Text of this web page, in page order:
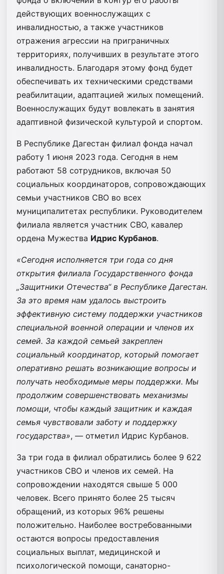
действующих военнослужащих с
инвалидностью, а также участников
отражения агрессии на приграничных
территориях, получивших в результате этого
инвалидность. Благодаря этому фонд будет
обеспечивать их техническими средствами
реабилитации, адаптацией жилых помещений.
Военнослужащих будут вовлекать в занятия
адаптивной физической культурой и спортом.
В Республике Дагестан филиал фонда начал
работу 1 июня 2023 года. Сегодня в нем
работают 58 сотрудников, включая 50
социальных координаторов, сопровождающих
семьи участников СВО во всех
муниципалитетах республики. Руководителем
филиала является участник СВО, кавалер
ордена Мужества Идрис Курбанов.
«Сегодня исполняется три года со дня
открытия филиала Государственного фонда
„Защитники Отечества“ в Республике Дагестан.
За это время нам удалось выстроить
эффективную систему поддержки участников
специальной военной операции и членов их
семей. За каждой семьей закреплен
социальный координатор, который помогает
оперативно решать возникающие вопросы и
получать необходимые меры поддержки. Мы
продолжим совершенствовать механизмы
помощи, чтобы каждый защитник и каждая
семья чувствовали заботу и поддержку
государства», — отметил Идрис Курбанов.
За три года в филиал обратились более 9 622
участников СВО и членов их семей. На
сопровождении находятся свыше 5 000
человек. Всего принято более 25 тысяч
обращений, из которых 96% решены
положительно. Наиболее востребованными
остаются вопросы предоставления
социальных выплат, медицинской и
психологической помощи, санаторно-